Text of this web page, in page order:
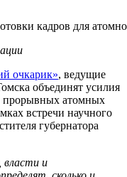
очкарик», ведущие
объединят усилия
прорывных атомных
встречи научного
губернатора
власти и